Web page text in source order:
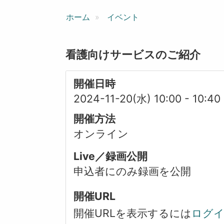
ホーム イベント
看護向けサービスのご紹介
開催日時
2024-11-20(水) 10:00 - 10:40
開催方法
オンライン
Live／録画公開
申込者にのみ録画を公開
開催URL
開催URLを表示するには ログ